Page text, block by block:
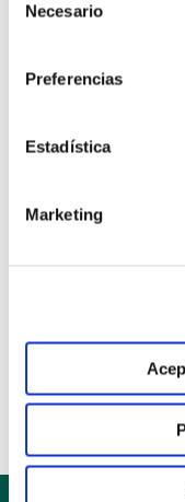
Necesario
Preferencias
Estadística
Marketing